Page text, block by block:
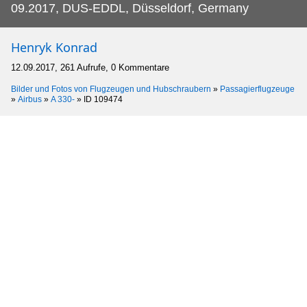
09.2017, DUS-EDDL, Düsseldorf, Germany
Henryk Konrad
12.09.2017, 261 Aufrufe, 0 Kommentare
Bilder und Fotos von Flugzeugen und Hubschraubern » Passagierflugzeuge
» Airbus » A 330- » ID 109474